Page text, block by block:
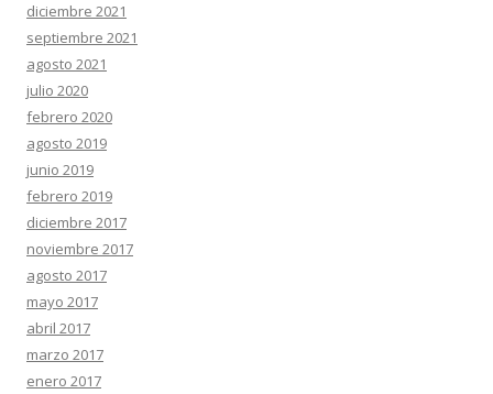
diciembre 2021
septiembre 2021
agosto 2021
julio 2020
febrero 2020
agosto 2019
junio 2019
febrero 2019
diciembre 2017
noviembre 2017
agosto 2017
mayo 2017
abril 2017
marzo 2017
enero 2017